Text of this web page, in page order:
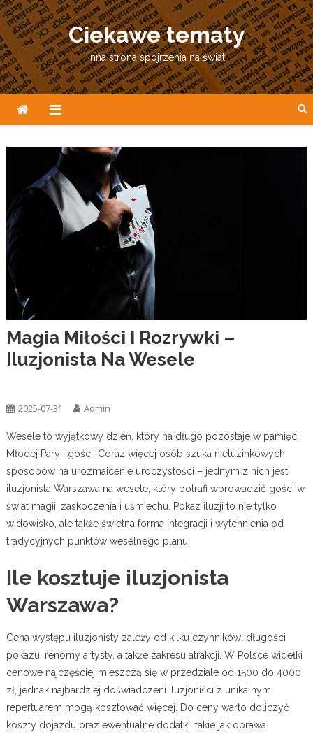
Skip
to
content
Ciekawe tematy
Inna strona spojrzenia na świat
Magia Miłości I Rozrywki –
Iluzjonista Na Wesele
2025-07-31 Admin
Wesele to wyjątkowy dzień, który na długo pozostaje w pamięci
Młodej Pary i gości. Coraz więcej osób szuka nietuzinkowych
sposobów na urozmaicenie uroczystości – jednym z nich jest
iluzjonista Warszawa na wesele, który potrafi wprowadzić gości w
świat magii, zaskoczenia i uśmiechu. Pokaz iluzji to nie tylko
widowisko, ale także świetna forma integracji i wytchnienia od
tradycyjnych punktów weselnego planu.
Ile kosztuje iluzjonista
Warszawa?
Cena występu iluzjonisty zależy od kilku czynników: długości
pokazu, renomy artysty, a także zakresu atrakcji. W Polsce widełki
cenowe najczęściej mieszczą się w przedziale od 1500 do 4000
zł, jednak najbardziej doświadczeni iluzjoniści z unikalnym
repertuarem mogą kosztować więcej. Do ceny warto doliczyć
koszty dojazdu oraz ewentualne dodatki, takie jak oprawa